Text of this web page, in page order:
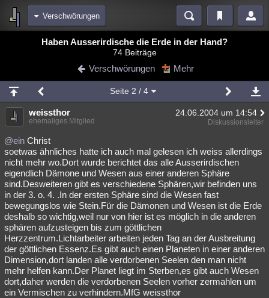
Verschwörungen
Blogs
Chat Wiki Neuigkeiten
meine Rubriken
Menschen Wissenschaft Mystery Kriminalfälle
Spiritualität
Natur Umfragen Unterhaltung
weitere Rubriken
Philosophie Träume Orte Esoterik Literatur
Astronomie Helpdesk Gruppen Gaming Filme
Musik Clash Verbesserungen Allmystery English
Übersichten
Besucht Teilgenommen Alle Neue Geschlossen
Haben Ausserirdische die Erde in der Hand?
74 Beiträge
Verschwörungen Mehr
Seite 2 / 4
weissthor 24.06.2004 um 14:54
ehemaliges Mitglied Diskussionsleiter
@ein Christ
soetwas ähnliches hatte ich auch mal gelesen ich weiss allerdings
nicht mehr wo.Dort wurde berichtet das alle Ausserirdischen
eigendlich Dämone und Wesen aus einer anderen Sphäre
sind.Desweiteren gibt es verschiedene Sphären,wir befinden uns
in der 3. o. 4. .In der ersten Sphäre sind die Wesen fast
bewegungslos wie Stein.Für die Dämonen und Wesen ist die Erde
deshalb so wichtig,weil nur von hier ist es möglich in die anderen
sphären aufzusteigen bis zum göttlichen
Herzzentrum.Lichtarbeiter arbeiten jeden Tag an der Ausbreitung
der göttlichen Essenz.Es gibt auch einen Planeten in einer anderen
Dimension,dort landen alle verdorbenen Seelen den man nicht
mehr helfen kann.Der Planet liegt im Sterben,es gibt auch Wesen
dort,daher werden die verdorbenen Seelen vorher zermahlen um
ein Vermischen zu verhindern.MfG weissthor